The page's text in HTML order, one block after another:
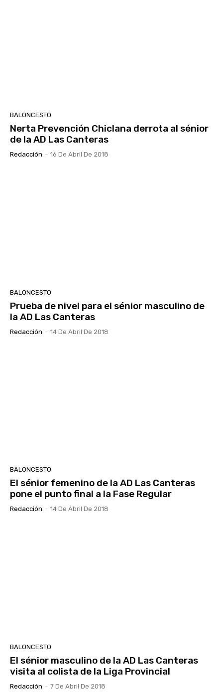
BALONCESTO
Nerta Prevención Chiclana derrota al sénior
de la AD Las Canteras
Redacción - 16 De Abril De 2018
BALONCESTO
Prueba de nivel para el sénior masculino de
la AD Las Canteras
Redacción - 14 De Abril De 2018
BALONCESTO
El sénior femenino de la AD Las Canteras
pone el punto final a la Fase Regular
Redacción - 14 De Abril De 2018
BALONCESTO
El sénior masculino de la AD Las Canteras
visita al colista de la Liga Provincial
Redacción - 7 De Abril De 2018